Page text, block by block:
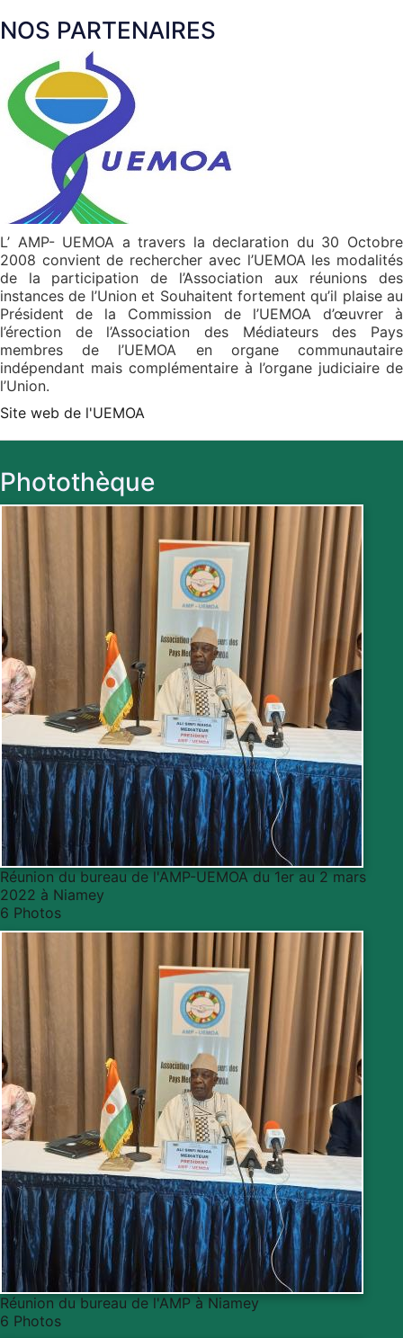
Le Médiateur de la République a pris une
part active à la MOECT de la CEDEAO
pour les Législatives en Guinée-Bissau
en qualité de Cheffe de mission Adjointe
Après la mission d’information pré-
électorale tenue en Avril 2023, la
Les Médiateurs de l’UEMOA sortent une
déclaration assortie de
recommandations comme approches
contre le terrorisme et l’extrémisme
membres de l’UEMOA (AMP-UEMOA),
30 novembre 2023
NOS PARTENAIRES
L’ AMP- UEMOA a travers ladeclaration du 30 Octobre
2008 convient de rechercher avec l’UEMOA les modalités
de la participation de l’Association aux réunions des
instances de l’Union et Souhaitent fortement qu’il plaise au
Président de la Commission de l’UEMOA d’œuvrerà
l’érection de l’Association des Médiateurs des Pays
membres de l’UEMOA en organe communautaire
indépendant mais complémentaire à l’organe judiciaire de
l’Union.
Site web de l'UEMOA
Photothèque
Réunion du bureau de l'AMP-UEMOA du 1er au 2 mars
2022 à Niamey
6 Photos
Réunion du bureau de l'AMP à Niamey
6 Photos